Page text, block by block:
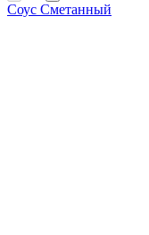
Соус Сметанный